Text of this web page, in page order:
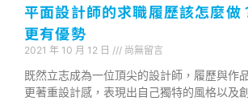
平面設計師的求職履歷該怎麼做
更有優勢
2021 年 10 月 12 日 尚無留言
既然立志成為一位頂尖的設計師，履歷與作
更著重設計感，表現出自己獨特的風格以及